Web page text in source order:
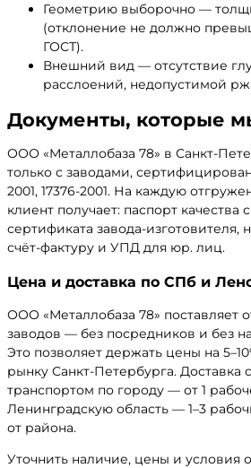
Геометрию выборочно —
(отклонение не должно
ГОСТ).
Внешний вид — отсутствие
расслоений, недопустимой
Документы, которые
ООО «Металлобаза 78» в Санкт-
только с заводами,
2001, 17376-2001. На каждую
клиент получает: паспорт
сертификата завода-изготовителя,
счёт-фактуру и УПД для юр. лиц.
Цена и доставка по СПб и
ООО «Металлобаза 78» поставляет
заводов — без посредников и без
Это позволяет держать цены на
рынку Санкт-Петербурга. Доставка
транспортом по городу — от 1
Ленинградскую область — 1–3
от района.
Уточнить наличие, цены и условия